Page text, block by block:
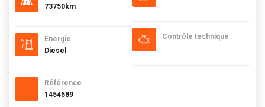
73750km
Energie
Diesel
Référence
1454589
Contrôle technique